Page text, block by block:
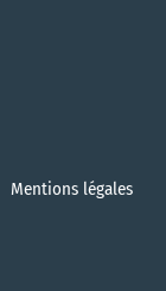
Mentions légales